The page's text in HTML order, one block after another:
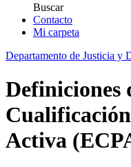
Buscar
Contacto
Mi carpeta
Departamento de Justicia y
Definiciones
Activa